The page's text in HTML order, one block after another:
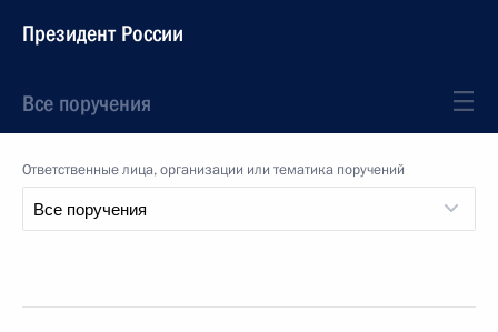
Президент России
Все поручения
Ответственные лица, организации или тематика поручений